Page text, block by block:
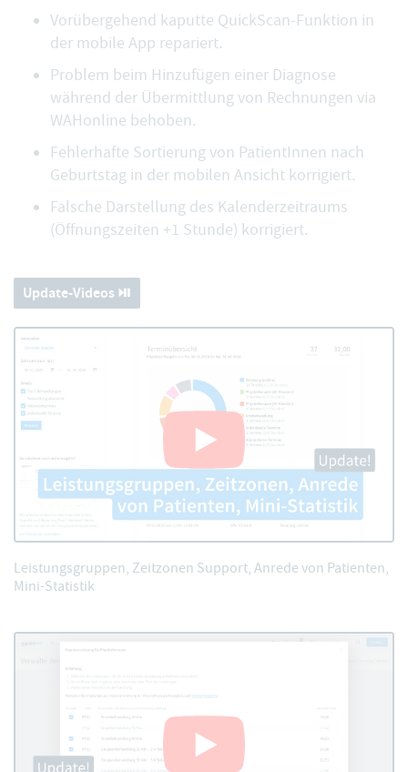
Vorübergehend kaputte QuickScan-Funktion in
der mobile App repariert.
Problem beim Hinzufügen einer Diagnose
während der Übermittlung von Rechnungen via
WAHonline behoben.
Fehlerhafte Sortierung von PatientInnen nach
Geburtstag in der mobilen Ansicht korrigiert.
Falsche Darstellung des Kalenderzeitraums
(Öffnungszeiten +1 Stunde) korrigiert.
Update-Videos ⏯️
Leistungsgruppen, Zeitzonen Support, Anrede von Patienten,
Mini-Statistik